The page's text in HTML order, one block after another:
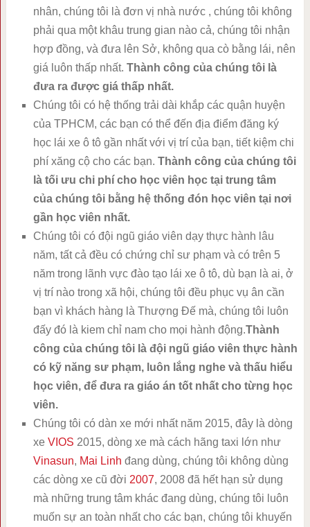
nhân, chúng tôi là đơn vị nhà nước , chúng tôi không
phải qua một khâu trung gian nào cả, chúng tôi nhận
hợp đồng, và đưa lên Sở, không qua cò bằng lái, nên
giá luôn thấp nhất. Thành công của chúng tôi là
đưa ra được giá thấp nhất.
Chúng tôi có hệ thống trải dài khắp các quận huyện
của TPHCM, các bạn có thể đến địa điểm đăng ký
học lái xe ô tô gần nhất với vị trí của bạn, tiết kiệm chi
phí xăng cộ cho các bạn. Thành công của chúng tôi
là tối ưu chi phí cho học viên học tại trung tâm
của chúng tôi bằng hệ thống đón học viên tại nơi
gần học viên nhất.
Chúng tôi có đội ngũ giáo viên dạy thực hành lâu
năm, tất cả đều có chứng chỉ sư phạm và có trên 5
năm trong lãnh vực đào tạo lái xe ô tô, dù bạn là ai, ở
vị trí nào trong xã hội, chúng tôi đều phục vụ ân cần
bạn vì khách hàng là Thượng Đế mà, chúng tôi luôn
đấy đó là kiem chỉ nam cho mọi hành động.Thành
công của chúng tôi là đội ngũ giáo viên thực hành
có kỹ năng sư phạm, luôn lắng nghe và thấu hiểu
học viên, để đưa ra giáo án tốt nhất cho từng học
viên.
Chúng tôi có dàn xe mới nhất năm 2015, đây là dòng
xe VIOS 2015, dòng xe mà cách hãng taxi lớn như
Vinasun, Mai Linh đang dùng, chúng tôi không dùng
các dòng xe cũ đời 2007, 2008 đã hết hạn sử dụng
mà những trung tâm khác đang dùng, chúng tôi luôn
muốn sự an toàn nhất cho các bạn, chúng tôi khuyến